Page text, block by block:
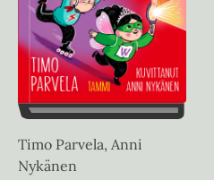
Timo Parvela, Anni
Nykänen